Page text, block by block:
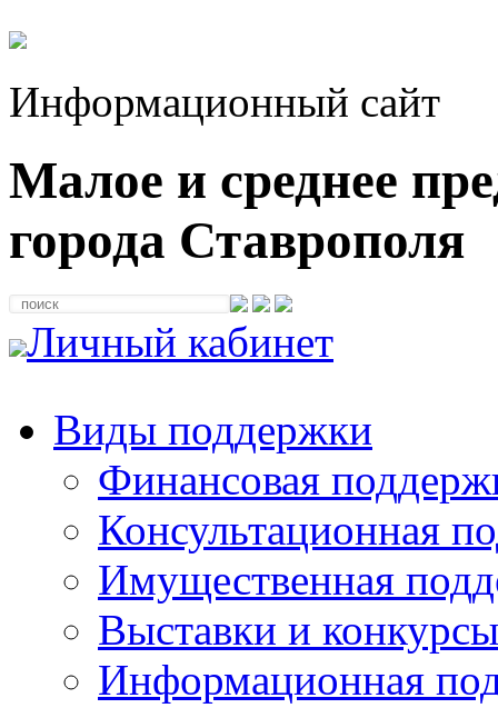
Информационный сайт
Малое и среднее
города Ставрополя
Личный кабинет
Виды поддержки
Финансовая
Консультационная
Имущественная
Выставки и конкурсы
Информационная